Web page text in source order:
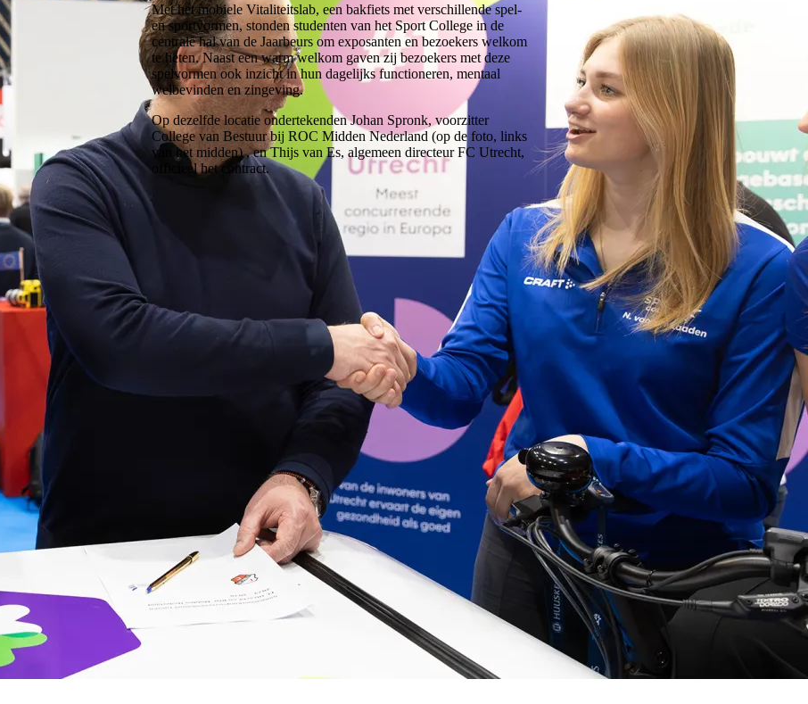
Met het mobiele Vitaliteitslab, een bakfiets met verschillende spel-
en sportvormen, stonden studenten van het Sport College in de
centrale hal van de Jaarbeurs om exposanten en bezoekers welkom
te heten. Naast een warm welkom gaven zij bezoekers met deze
spelvormen ook inzicht in hun dagelijks functioneren, mentaal
welbevinden en zingeving.
Op dezelfde locatie ondertekenden Johan Spronk, voorzitter
College van Bestuur bij ROC Midden Nederland (op de foto, links
van het midden) , en Thijs van Es, algemeen directeur FC Utrecht,
officieel het contract.